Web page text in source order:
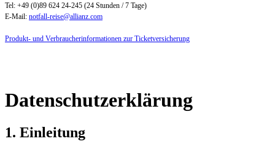
Tel: +49 (0)89 624 24-245 (24 Stunden / 7 Tage)
E-Mail: notfall-reise@allianz.com
Produkt- und Verbraucherinformationen zur Ticketversicherung
Datenschutzerklärung
1. Einleitung